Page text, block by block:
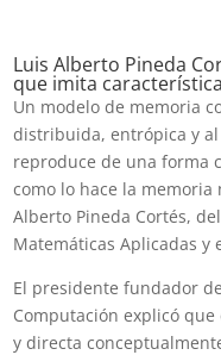
Luis Alberto Pineda
que imita
Un modelo de memoria
distribuida, entrópica y
reproduce de una forma
como lo hace la
Alberto Pineda Cortés,
Matemáticas Aplicadas y
El presidente fundador
Computación explicó que
y directa